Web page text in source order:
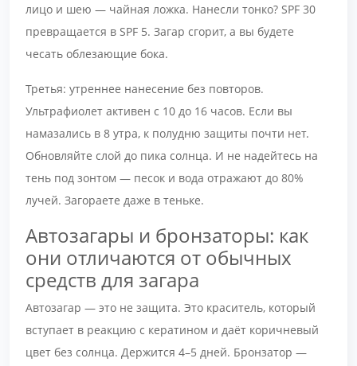
лицо и шею — чайная ложка. Нанесли тонко? SPF 30
превращается в SPF 5. Загар сгорит, а вы будете
чесать облезающие бока.
Третья: утреннее нанесение без повторов.
Ультрафиолет активен с 10 до 16 часов. Если вы
намазались в 8 утра, к полудню защиты почти нет.
Обновляйте слой до пика солнца. И не надейтесь на
тень под зонтом — песок и вода отражают до 80%
лучей. Загораете даже в теньке.
Автозагары и бронзаторы: как
они отличаются от обычных
средств для загара
Автозагар — это не защита. Это краситель, который
вступает в реакцию с кератином и даёт коричневый
цвет без солнца. Держится 4–5 дней. Бронзатор —